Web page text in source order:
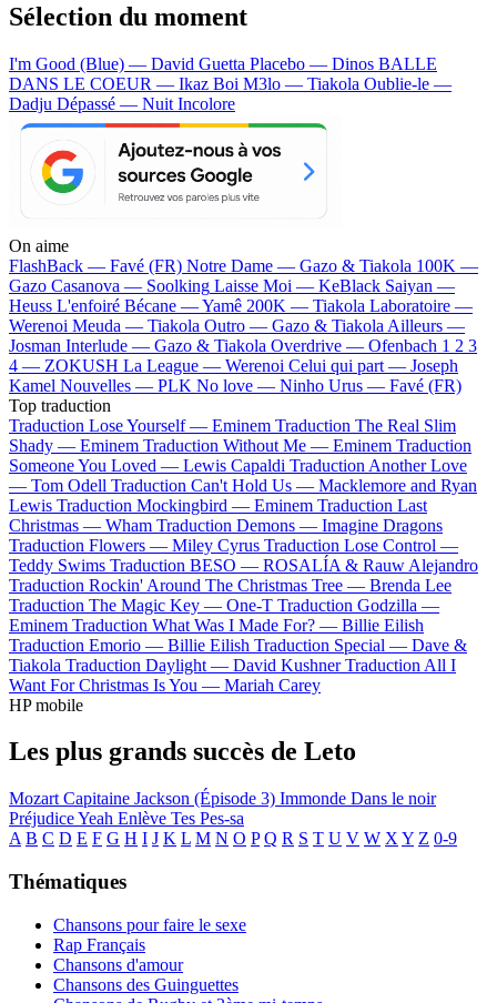
Sélection du moment
I'm Good (Blue) — David Guetta Placebo — Dinos BALLE
DANS LE COEUR — Ikaz Boi M3lo — Tiakola Oublie-le —
Dadju Dépassé — Nuit Incolore
On aime
FlashBack — Favé (FR) Notre Dame — Gazo & Tiakola 100K —
Gazo Casanova — Soolking Laisse Moi — KeBlack Saiyan —
Heuss L'enfoiré Bécane —Yamê 200K — Tiakola Laboratoire —
Werenoi Meuda — Tiakola Outro — Gazo & Tiakola Ailleurs —
Josman Interlude — Gazo & Tiakola Overdrive — Ofenbach 1 2 3
4 — ZOKUSH La League — Werenoi Celui qui part — Joseph
Kamel Nouvelles — PLK No love — Ninho Urus — Favé (FR)
Top traduction
Traduction Lose Yourself — Eminem Traduction The Real Slim
Shady — Eminem Traduction Without Me — Eminem Traduction
Someone You Loved — Lewis Capaldi Traduction Another Love
— Tom Odell Traduction Can't Hold Us — Macklemore and Ryan
Lewis Traduction Mockingbird — Eminem Traduction Last
Christmas — Wham Traduction Demons — Imagine Dragons
Traduction Flowers — Miley Cyrus Traduction Lose Control —
Teddy Swims Traduction BESO — ROSALÍA & Rauw Alejandro
Traduction Rockin' Around The Christmas Tree — Brenda Lee
Traduction The Magic Key — One-T Traduction Godzilla —
Eminem Traduction What Was I Made For? — Billie Eilish
Traduction Emorio — Billie Eilish Traduction Special — Dave &
Tiakola Traduction Daylight — David Kushner Traduction All I
Want For Christmas Is You — Mariah Carey
HP mobile
Les plus grands succès de Leto
Mozart Capitaine Jackson (Épisode 3) Immonde Dans le noir
PréjudiceYeah Enlève Tes Pes-sa
A B C D E F G H I J K L M N O P Q R S T U V W X Y Z 0-9
Thématiques
Chansons pour faire le sexe
Rap Français
Chansons d'amour
Chansons des Guinguettes